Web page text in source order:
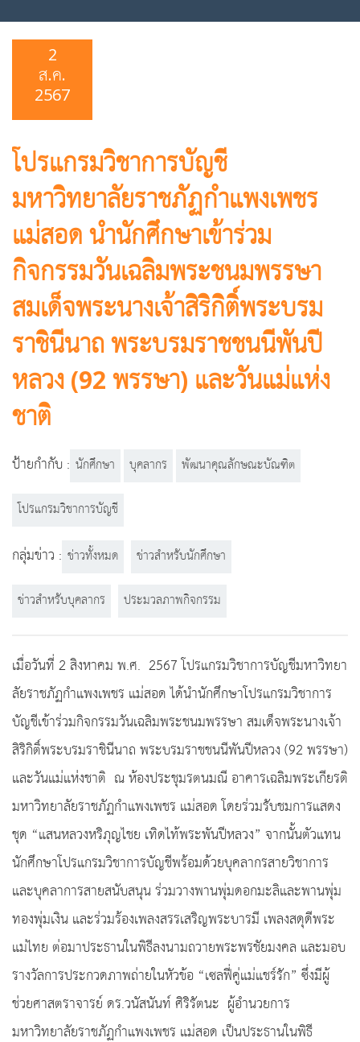
2
ส.ค.
2567
โปรแกรมวิชาการบัญชี
มหาวิทยาลัยราชภัฏกำแพงเพชร
แม่สอด นำนักศึกษาเข้าร่วม
กิจกรรมวันเฉลิมพระชนมพรรษา
สมเด็จพระนางเจ้าสิริกิติ์พระบรม
ราชินีนาถ พระบรมราชชนนีพันปี
หลวง (92 พรรษา) และวันแม่แห่ง
ชาติ
ป้ายกำกับ : นักศึกษา บุคลากร
พัฒนาคุณลักษณะบัณฑิต
โปรแกรมวิชาการบัญชี
กลุ่มข่าว : ข่าวทั้งหมด
ข่าวสำหรับนักศึกษา
ข่าวสำหรับบุคลากร
ประมวลภาพกิจกรรม
เมื่อวันที่ 2 สิงหาคม พ.ศ. 2567 โปรแกรม​วิชา​การบัญชี​มหาวิทย​า​
ลัย​ราชภัฏ​กำแพงเพชร​ แม่​สอด​ ได้นำนักศึกษาโปรแกรมวิชาการ
บัญชีเข้าร่วมกิจกรรมวันเฉลิมพระชนมพรรษา สมเด็จพระนางเจ้า
สิริกิติ์พระบรมราชินีนาถ พระบรมราชชนนีพันปีหลวง (92 พรรษา)
และวันแม่แห่งชาติ ณ ห้องประชุมรตนมณี อาคารเฉลิมพระเกียรติ
มหาวิทยาลัยราชภัฏกำแพงเพชร แม่สอด โดยร่วมรับชมการแสดง
ชุด “แสนหลวงหริภุญไชย เทิดไท้พระพันปีหลวง” จากนั้นตัวแทน
นักศึกษาโปรแกรมวิชาการบัญชีพร้อมด้วยบุคลากรสายวิชาการ
และบุคลาการสายสนับสนุน ร่วมวางพานพุ่มดอกมะลิและพานพุ่ม
ทองพุ่มเงิน และร่วมร้องเพลงสรรเสริญพระบารมี เพลงสดุดีพระ
แม่ไทย ต่อมาประธานในพิธีลงนามถวายพระพรชัยมงคล และมอบ
รางวัลการประกวดภาพถ่ายในหัวข้อ “เซลฟี่คู่แม่แชร์รัก” ซึ่งมีผู้
ช่วยศาสตราจารย์ ดร.วนัสนันท์ ศิริรัตนะ ผู้อำนวยการ
มหาวิทยาลัยราชภัฏกำแพงเพชร แม่สอด เป็นประธานในพิธี